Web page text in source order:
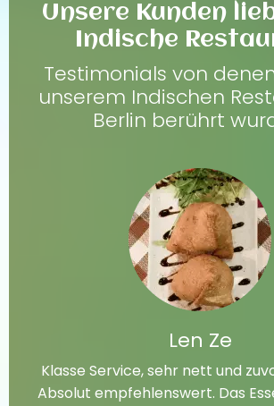
Unsere Kunden
Indische
Testimonials von
unserem Indischen
Berlin berührt
Len Ze
Klasse Service, sehr nett und
Absolut empfehlenswert. Das